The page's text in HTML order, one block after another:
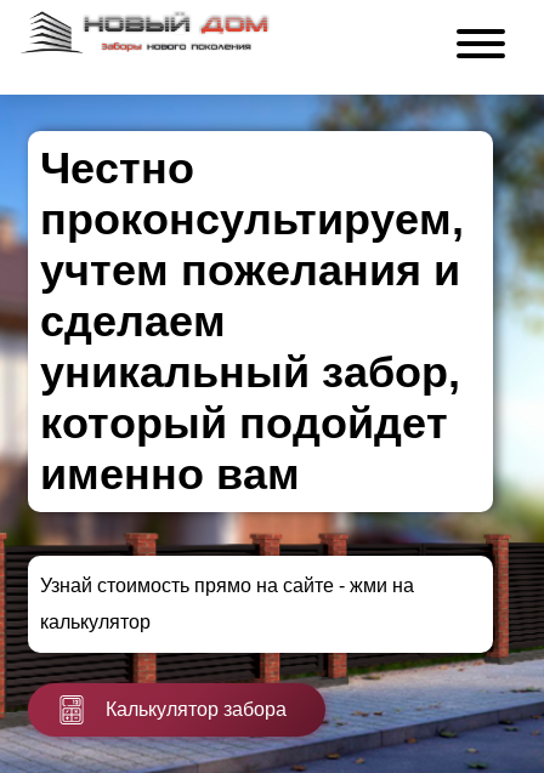
Честно
проконсультируем,
учтем пожелания и
сделаем
уникальный забор,
который подойдет
именно вам
Узнай стоимость прямо на сайте - жми на
калькулятор
Калькулятор забора